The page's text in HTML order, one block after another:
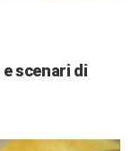
scenari di